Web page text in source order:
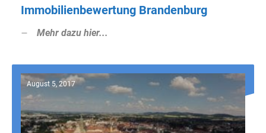
Immobilienbewertung Brandenburg
Mehr dazu hier...
August 5, 2017